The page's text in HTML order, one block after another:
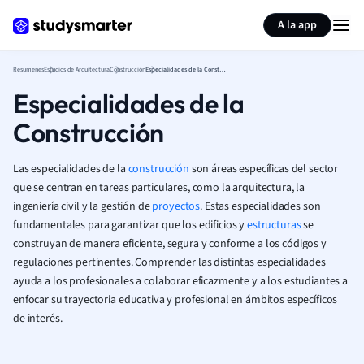
A la app
ResumenesEstudios de ArquitecturaConstrucción Especialidades de la Construcción
Especialidades de la
Construcción
Las especialidades de la construcción son áreas específicas del sector
que se centran en tareas particulares, como la arquitectura, la
ingeniería civil y la gestión deproyectos. Estas especialidades son
fundamentales para garantizar que los edificios yestructurasse
construyan de manera eficiente, segura y conforme a los códigos y
regulaciones pertinentes. Comprender las distintas especialidades
ayuda a los profesionales a colaborar eficazmente y a los estudiantes a
enfocar su trayectoria educativa y profesional en ámbitos específicos
de interés.
Resumir página